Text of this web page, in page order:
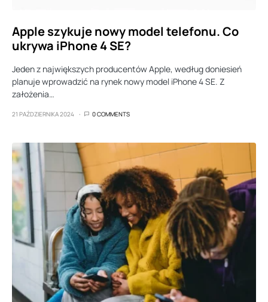
Apple szykuje nowy model telefonu. Co
ukrywa iPhone 4 SE?
Jeden z największych producentów Apple, według doniesień
planuje wprowadzić na rynek nowy model iPhone 4 SE. Z
założenia…
21 PAŹDZIERNIKA 2024 0 COMMENTS